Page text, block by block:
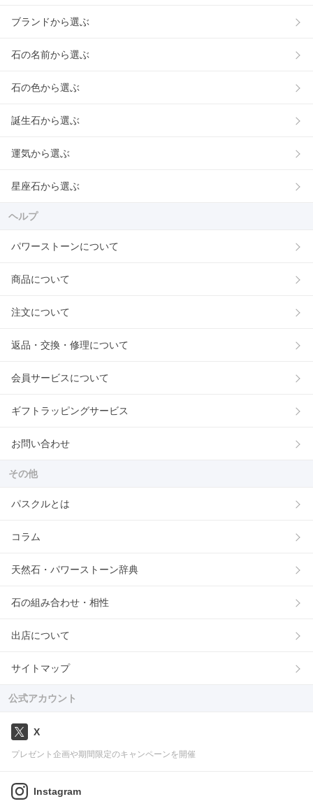
ブランドから選ぶ
石の名前から選ぶ
石の色から選ぶ
誕生石から選ぶ
運気から選ぶ
星座石から選ぶ
ヘルプ
パワーストーンについて
商品について
注文について
返品・交換・修理について
会員サービスについて
ギフトラッピングサービス
お問い合わせ
その他
パスクルとは
コラム
天然石・パワーストーン辞典
石の組み合わせ・相性
出店について
サイトマップ
公式アカウント
X
プレゼント企画や期間限定のキャンペーンを開催
Instagram